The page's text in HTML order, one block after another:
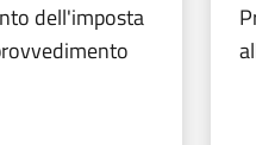
dell'imposta